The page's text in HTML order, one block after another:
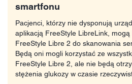
smartfonu
Pacjenci, którzy nie dysponują
aplikacją FreeStyle LibreLink,
FreeStyle Libre 2 do skanowania
Będą oni mogli korzystać ze
FreeStyle Libre 2, ale nie będą
stężenia glukozy w czasie